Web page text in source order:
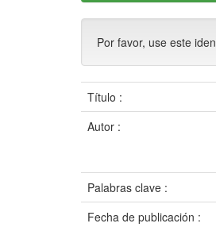
Por favor, use este
Título :
Autor :
Palabras clave :
Fecha de publicación :